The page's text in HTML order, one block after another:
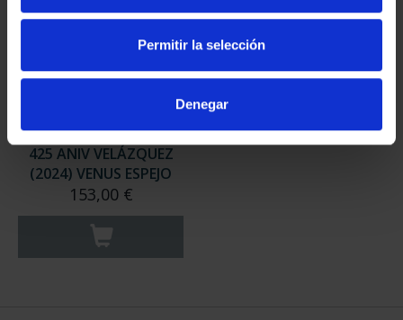
Permitir la selección
Denegar
425 ANIV VELÁZQUEZ
(2024) VENUS ESPEJO
153,00 €